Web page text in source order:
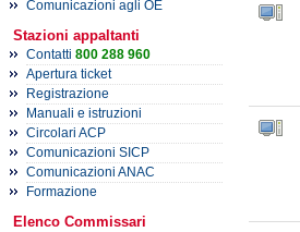
Comunicazioni agli OE
Stazioni appaltanti
Contatti 800 288 960
Apertura ticket
Registrazione
Manuali e istruzioni
Circolari ACP
Comunicazioni SICP
Comunicazioni ANAC
Formazione
Elenco Commissari